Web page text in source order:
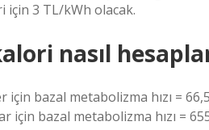
için 3 TL/kWh olacak.
nasıl
bazal metabolizma hızı =
için bazal metabolizma hızı =